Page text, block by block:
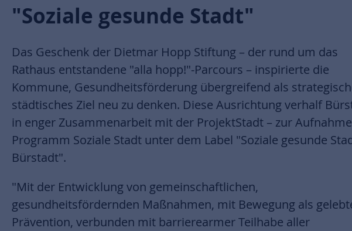
"Soziale gesunde Stadt"
Das Geschenk der Dietmar Hopp Stiftung – der rund um das
Rathaus entstandene "alla hopp!"-Parcours – inspirierte die
Kommune, Gesundheitsförderung übergreifend als
städtisches Ziel neu zu denken. Diese Ausrichtung verhalf
in enger Zusammenarbeit mit der ProjektStadt – zur
Programm Soziale Stadt unter dem Label "Soziale gesunde
Bürstadt".
"Mit der Entwicklung von gemeinschaftlichen,
gesundheitsfördernden Maßnahmen, mit Bewegung als
Prävention, verbunden mit barrierearmer Teilhabe aller